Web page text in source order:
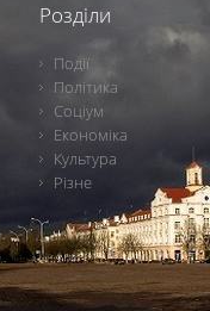
Розділи
Події
Політика
Соціум
Економіка
Культура
Різне